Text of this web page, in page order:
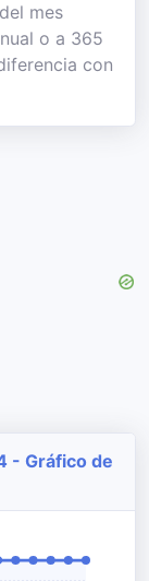
mes
o a 365
con
- Gráfico de